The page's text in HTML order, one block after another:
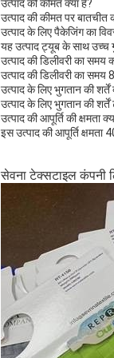
उत्पाद की कीमत क्या है?
उत्पाद की कीमत पर बातचीत
उत्पाद के लिए पैकेजिंग का
यह उत्पाद ट्यूब के साथ उच्च
उत्पाद की डिलीवरी का समय
उत्पाद की डिलीवरी का समय
उत्पाद के लिए भुगतान की शर्तें
उत्पाद के लिए भुगतान की
उत्पाद की आपूर्ति की क्षमता
इस उत्पाद की आपूर्ति क्षमता
सेवना टेक्सटाइल कंपनी